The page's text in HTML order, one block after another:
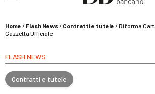
Pignoramento presso terzi e ruolo
Home / Flash News/ Contratti e tutele /Riforma
Gazzetta Ufficiale
FLASH NEWS
Contratti e tutele